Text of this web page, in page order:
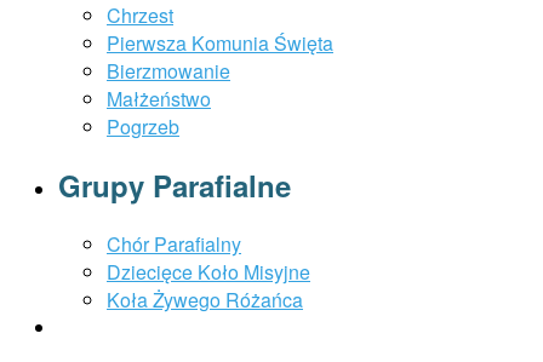
Chrzest
Pierwsza Komunia Święta
Bierzmowanie
Małżeństwo
Pogrzeb
Grupy Parafialne
Chór Parafialny
Dziecięce Koło Misyjne
Koła Żywego Różańca